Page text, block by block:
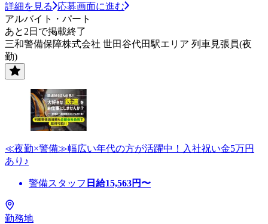
詳細を見る
応募画面に進む
アルバイト・パート
あと2日で掲載終了
三和警備保障株式会社 世田谷代田駅エリア 列車見張員(夜
勤)
≪夜勤×警備≫幅広い年代の方が活躍中！入社祝い金5万円
あり♪
警備スタッフ 日給15,563円〜
勤務地